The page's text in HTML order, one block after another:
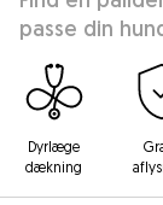
passe din
Dyrlæge
dækning